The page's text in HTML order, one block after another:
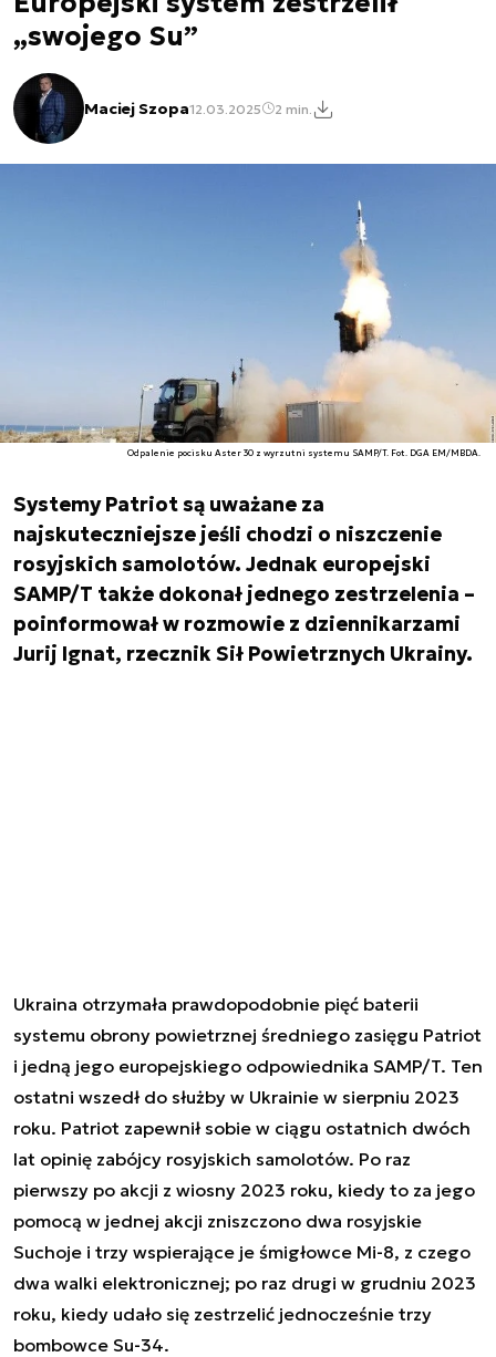
„swojego Su”
Maciej Szopa12.03.2025 2 min.
Odpalenie pocisku Aster 30 z wyrzutni systemu SAMP/T. Fot. DGA EM/MBDA.
Systemy Patriot są uważane za
najskuteczniejsze jeśli chodzi o niszczenie
rosyjskich samolotów. Jednak europejski
SAMP/T także dokonał jednego zestrzelenia –
poinformował w rozmowie z dziennikarzami
Jurij Ignat, rzecznik Sił Powietrznych Ukrainy.
Ukraina otrzymała prawdopodobnie pięć baterii
systemu obrony powietrznej średniego zasięgu Patriot
i jedną jego europejskiego odpowiednika SAMP/T. Ten
ostatni wszedł do służby w Ukrainie w sierpniu 2023
roku. Patriot zapewnił sobie w ciągu ostatnich dwóch
lat opinię zabójcy rosyjskich samolotów. Po raz
pierwszy po akcji z wiosny 2023 roku, kiedy to za jego
pomocą w jednej akcji zniszczono dwa rosyjskie
Suchoje i trzy wspierające je śmigłowce Mi-8, z czego
dwa walki elektronicznej; po raz drugi w grudniu 2023
roku, kiedy udało się zestrzelić jednocześnie trzy
bombowce Su-34.